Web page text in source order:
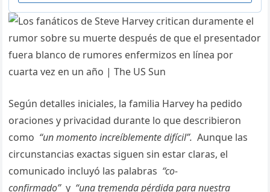
Según detalles iniciales, la familia Harvey ha pedido
oraciones y privacidad durante lo que describieron
como “un momento increíblemente difícil”. Aunque las
circunstancias exactas siguen sin estar claras, el
comunicado incluyó las palabras “co-
confirmado”y “una tremenda pérdida para nuestra